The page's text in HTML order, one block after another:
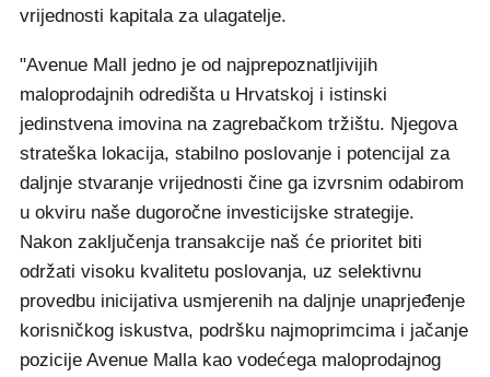
vrijednosti kapitala za ulagatelje.
"Avenue Mall jedno je od najprepoznatljivijih
maloprodajnih odredišta u Hrvatskoj i istinski
jedinstvena imovina na zagrebačkom tržištu. Njegova
strateška lokacija, stabilno poslovanje i potencijal za
daljnje stvaranje vrijednosti čine ga izvrsnim odabirom
u okviru naše dugoročne investicijske strategije.
Nakon zaključenja transakcije naš će prioritet biti
održati visoku kvalitetu poslovanja, uz selektivnu
provedbu inicijativa usmjerenih na daljnje unaprjeđenje
korisničkog iskustva, podršku najmoprimcima i jačanje
pozicije Avenue Malla kao vodećega maloprodajnog